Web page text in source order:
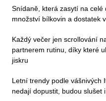
Snídaně, která zasytí na
množství bílkovin a dostatek
Každý večer jen scrollování
partnerem rutinu, díky které
jiskru
Letní trendy podle vášnivých
nedají dopustit, budou slušet